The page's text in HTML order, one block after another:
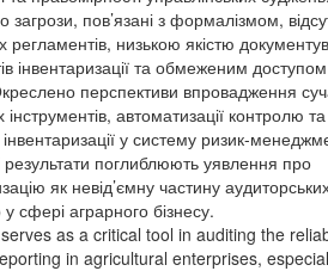
загрози, пов’язані з формалізмом,
регламентів, низькою якістю
інвентаризації та обмеженим
перспективи впровадження
автоматизації контролю та
інвентаризації у систему ризик-
поглиблюють уявлення про
як невід’ємну частину
сфері аграрного бізнесу.
as a critical tool in auditing the
in agricultural enterprises,